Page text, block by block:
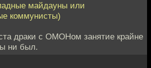
майдауны или
коммунисты)
драки с ОМОНом занятие крайне
ни был.